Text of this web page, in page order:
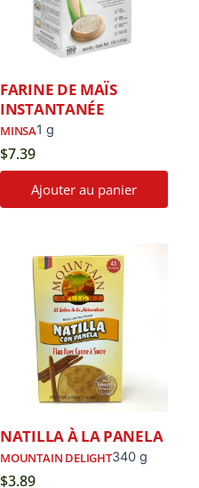
FARINE DE MAÏS
INSTANTANÉE
MINSA1 g
$7.39
Ajouter au panier
NATILLA À LA PANELA
MOUNTAIN DELIGHT340 g
$3.89